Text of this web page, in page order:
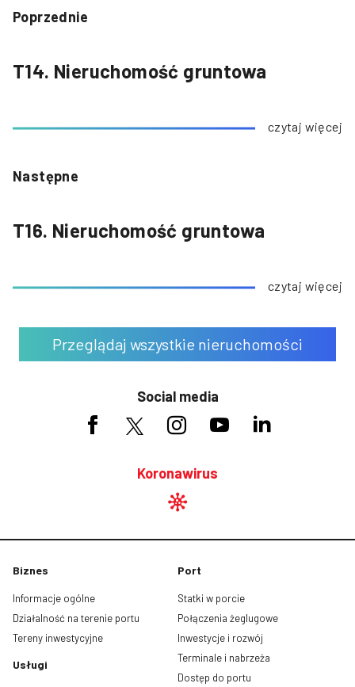
Poprzednie
T14. Nieruchomość gruntowa
czytaj więcej
Następne
T16. Nieruchomość gruntowa
czytaj więcej
Przeglądaj wszystkie nieruchomości
Social media
Koronawirus
Biznes
Informacje ogólne
Działalność na terenie portu
Tereny inwestycyjne
Usługi
Port
Statki w porcie
Połączenia żeglugowe
Inwestycje i rozwój
Terminale i nabrzeża
Dostęp do portu